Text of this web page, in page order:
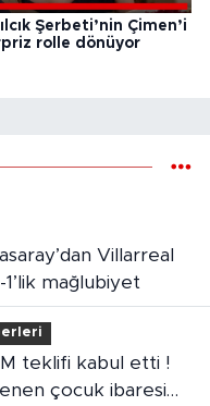
Şerbeti’nin Çimen’i
rolle dönüyor
1’lik mağlubiyet
çocuk ibaresi